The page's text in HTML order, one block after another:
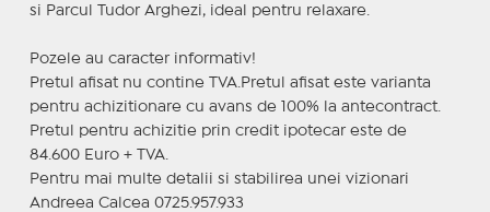
si Parcul Tudor Arghezi, ideal pentru relaxare.
Pozele au caracter informativ!
Pretul afisat nu contine TVA.Pretul afisat este varianta
pentru achizitionare cu avans de 100% la antecontract.
Pretul pentru achizitie prin credit ipotecar este de
84.600 Euro + TVA.
Pentru mai multe detalii si stabilirea unei vizionari
Andreea Calcea 0725.957.933